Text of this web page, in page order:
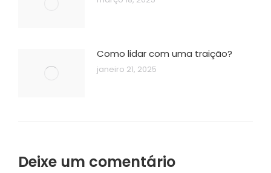
Como lidar com uma traição?
janeiro 21, 2025
Deixe um comentário